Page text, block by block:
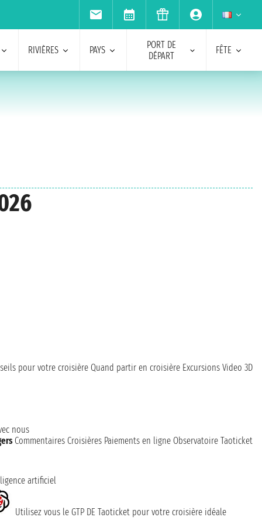
RIVIÈRES PAYS
PORT DE
DÉPART
FÊTE
pour votre croisière Quand partir en croisière Excursions Video 3D
nous
Commentaires Croisières Paiements en ligne Observatoire Taoticket
artificiel
Utilisez vous le GTP DE Taoticket pour votre croisière idéale